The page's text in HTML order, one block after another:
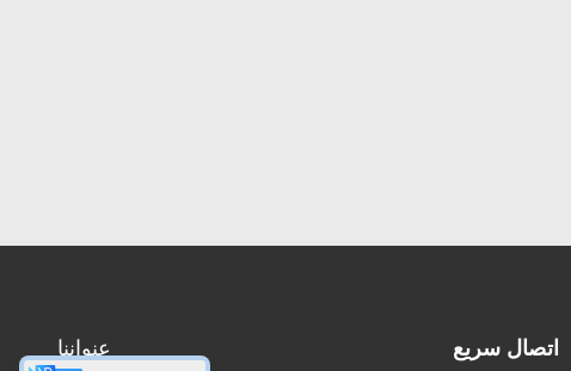
اتصال سريع عنواننا